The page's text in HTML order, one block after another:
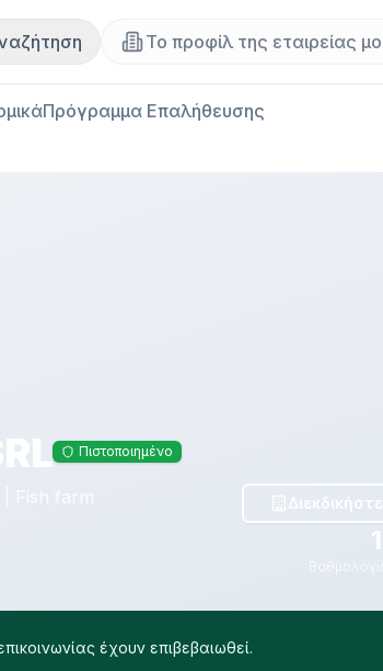
Το προφίλ της εταιρείας
Πρόγραμμα Επαλήθευσης
Πιστοποιημένο
Fish farm
έχουν επιβεβαιωθεί.